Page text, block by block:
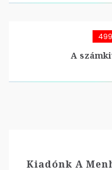
A
Kiadónk A